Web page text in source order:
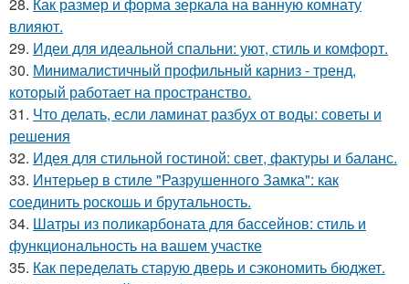
влияют.
29. Идеи для идеальной спальни: уют, стиль и комфорт.
30. Минималистичный профильный карниз - тренд,
который работает на пространство.
31. Что делать, если ламинат разбух от воды: советы и
решения
32. Идея для стильной гостиной: свет, фактуры и баланс.
33. Интерьер в стиле "Разрушенного Замка": как
соединить роскошь и брутальность.
34. Шатры из поликарбоната для бассейнов: стиль и
функциональность на вашем участке
35. Как переделать старую дверь и сэкономить бюджет.